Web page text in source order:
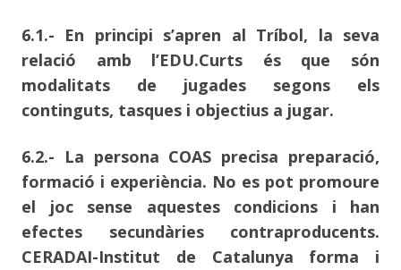
6.1.- En principi s’apren al Tríbol, la seva
relació amb l’EDU.Curts és que són
modalitats de jugades segons els
continguts, tasques i objectius a jugar.
6.2.- La persona COAS precisa preparació,
formació i experiència. No es pot promoure
el joc sense aquestes condicions i han
efectes secundàries contraproducents.
CERADAI-Institut de Catalunya forma i